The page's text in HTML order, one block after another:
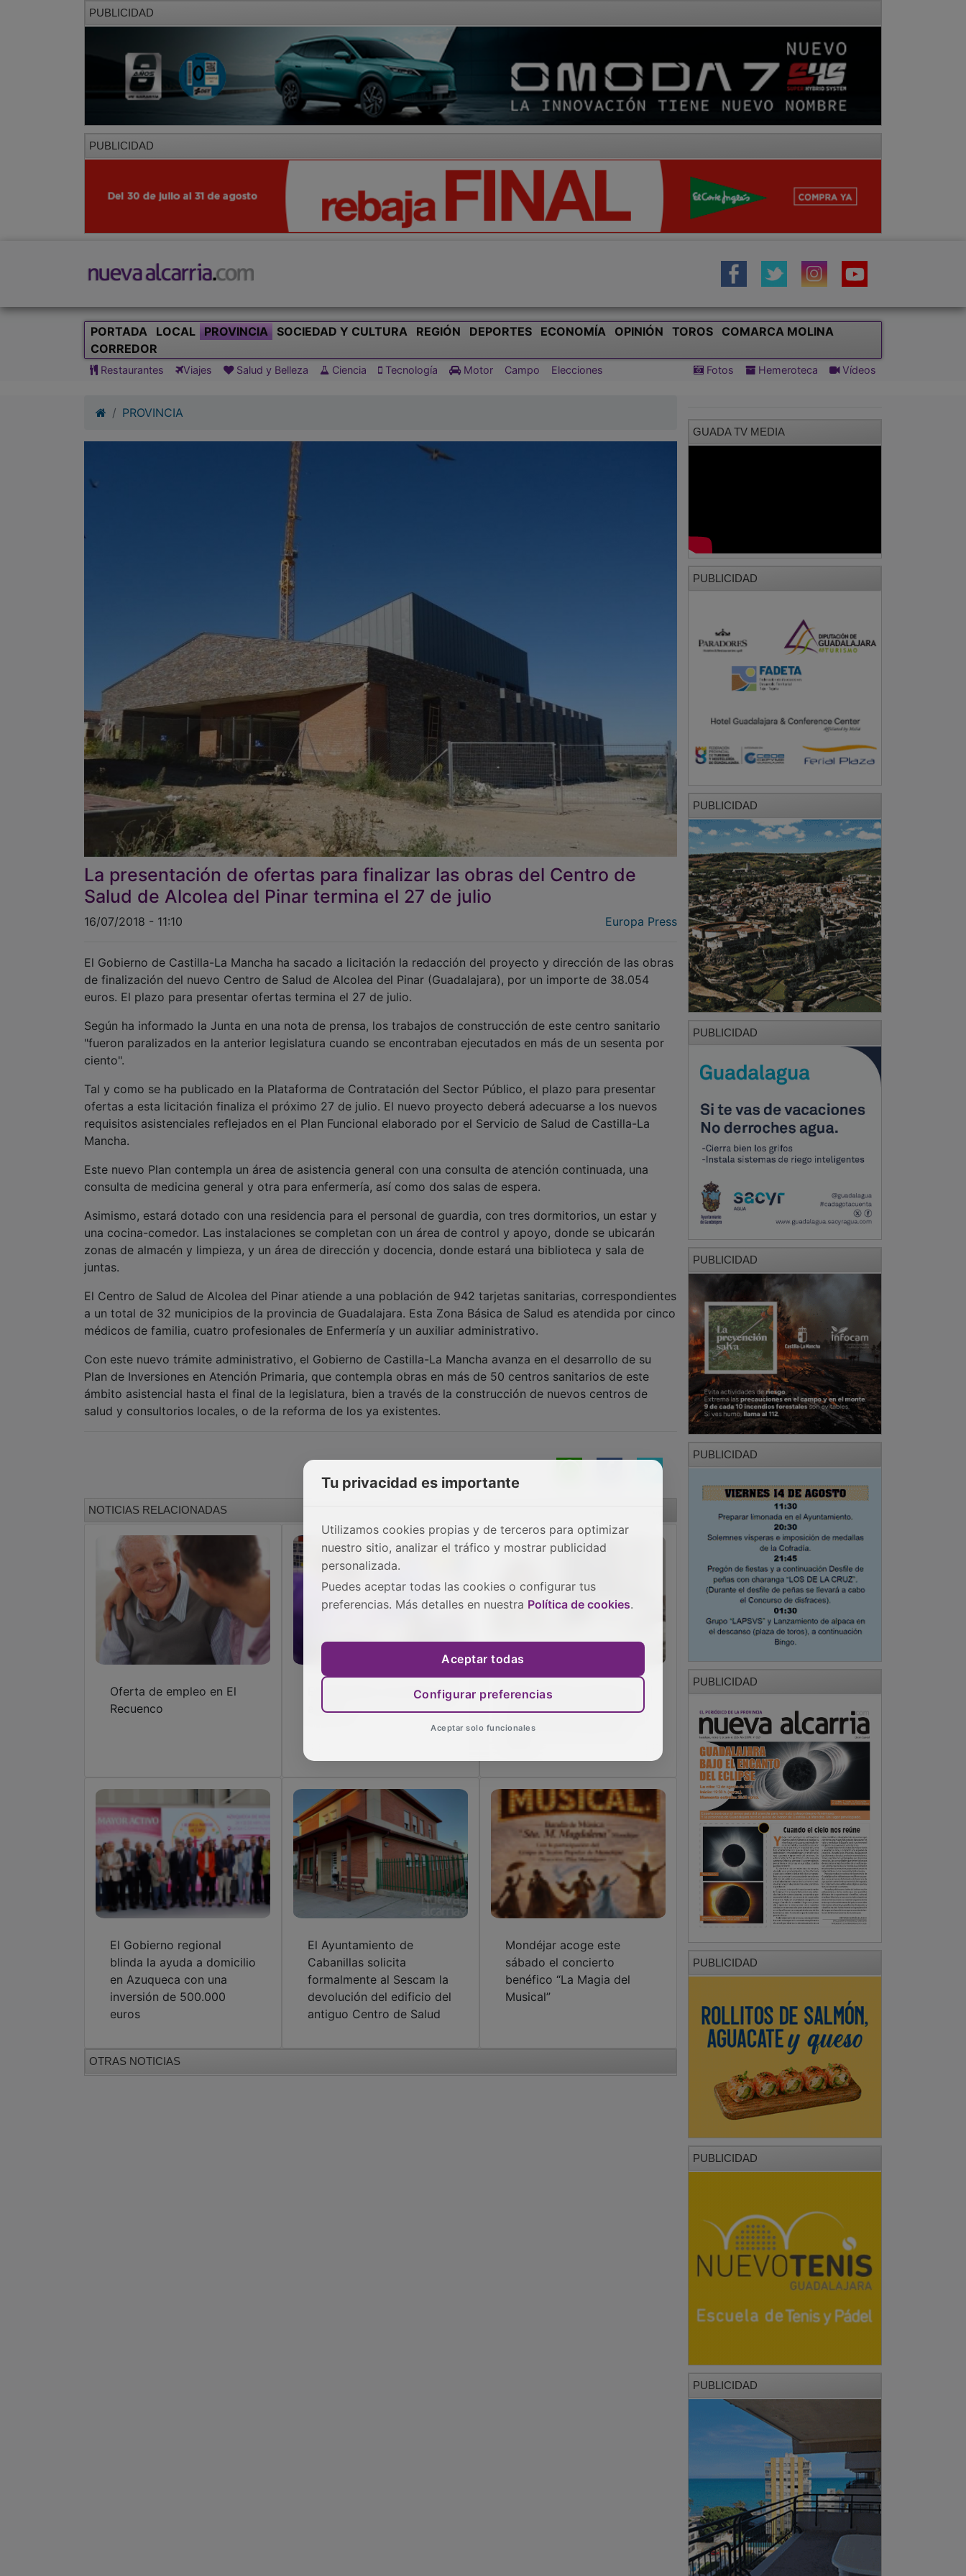
PUBLICIDAD
PUBLICIDAD
PORTADA LOCAL PROVINCIA SOCIEDAD Y CULTURA REGIÓN DEPORTES ECONOMÍA OPINIÓN TOROS
COMARCA MOLINA
CORREDOR
Restaurantes Viajes Salud y Belleza Ciencia Tecnología Motor Campo Elecciones Fotos Hemeroteca Vídeos
PROVINCIA
La presentación de ofertas para finalizar las obras del Centro de
Salud de Alcolea del Pinar termina el 27 de julio
16/07/2018 - 11:10 Europa Press
El Gobierno de Castilla-La Mancha ha sacado a licitación la redacción del proyecto y dirección de las obras
de finalización del nuevo Centro de Salud de Alcolea del Pinar (Guadalajara), por un importe de 38.054
euros. El plazo para presentar ofertas termina el 27 de julio.
Según ha informado la Junta en una nota de prensa, los trabajos de construcción de este centro sanitario
"fueron paralizados en la anterior legislatura cuando se encontraban ejecutados en más de un sesenta por
ciento".
Tal y como se ha publicado en la Plataforma de Contratación del Sector Público, el plazo para presentar
ofertas a esta licitación finaliza el próximo 27 de julio. El nuevo proyecto deberá adecuarse a los nuevos
requisitos asistenciales reflejados en el Plan Funcional elaborado por el Servicio de Salud de Castilla-La
Mancha.
Este nuevo Plan contempla un área de asistencia general con una consulta de atención continuada, una
consulta de medicina general y otra para enfermería, así como dos salas de espera.
Asimismo, estará dotado con una residencia para el personal de guardia, con tres dormitorios, un estar y
una cocina-comedor. Las instalaciones se completan con un área de control y apoyo, donde se ubicarán
zonas de almacén y limpieza, y un área de dirección y docencia, donde estará una biblioteca y sala de
juntas.
El Centro de Salud de Alcolea del Pinar atiende a una población de 942 tarjetas sanitarias, correspondientes
a un total de 32 municipios de la provincia de Guadalajara. Esta Zona Básica de Salud es atendida por cinco
médicos de familia, cuatro profesionales de Enfermería y un auxiliar administrativo.
Con este nuevo trámite administrativo, el Gobierno de Castilla-La Mancha avanza en el desarrollo de su
Plan de Inversiones en Atención Primaria, que contempla obras en más de 50 centros sanitarios de este
ámbito asistencial hasta el final de la legislatura, bien a través de la construcción de nuevos centros de
salud y consultorios locales, o de la reforma de los ya existentes.
NOTICIAS RELACIONADAS
Oferta de empleo en El
Recuenco
El Sanicentro se asoma al
abismo
Diana Varela presenta su
nueva novela en la Casa
Museo de Alcolea del
El Gobierno regional
blinda la ayuda a domicilio
en Azuqueca con una
inversión de 500.000
euros
El Ayuntamiento de
Cabanillas solicita
formalmente al Sescam la
devolución del edificio del
antiguo Centro de Salud
Mondéjar acoge este
sábado el concierto
benéfico “La Magia del
Musical”
OTRAS NOTICIAS
GUADA TV MEDIA
PUBLICIDAD
PUBLICIDAD
PUBLICIDAD
PUBLICIDAD
PUBLICIDAD
PUBLICIDAD
PUBLICIDAD
PUBLICIDAD
PUBLICIDAD
Tu privacidad es importante
Utilizamos cookies propias y de terceros para optimizar
nuestro sitio, analizar el tráfico y mostrar publicidad
personalizada.
Puedes aceptar todas las cookies o configurar tus
preferencias. Más detalles en nuestra Política de cookies.
Aceptar todas
Configurar preferencias
Aceptar solo funcionales